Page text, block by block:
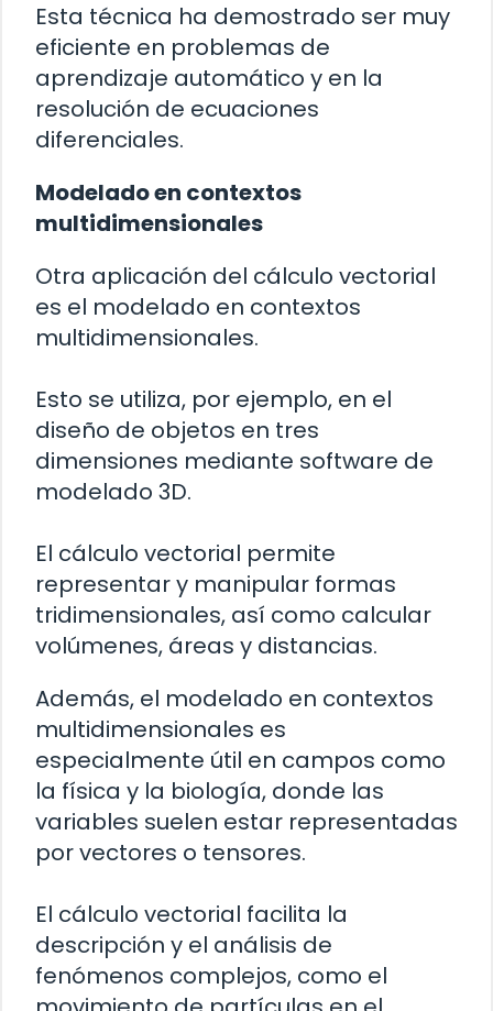
Esta técnica ha demostrado ser muy
eficiente en problemas de
aprendizaje automático y en la
resolución de ecuaciones
diferenciales.
Modelado en contextos
multidimensionales
Otra aplicación del cálculo vectorial
es el modelado en contextos
multidimensionales.
Esto se utiliza, por ejemplo, en el
diseño de objetos en tres
dimensiones mediante software de
modelado 3D.
El cálculo vectorial permite
representar y manipular formas
tridimensionales, así como calcular
volúmenes, áreas y distancias.
Además, el modelado en contextos
multidimensionales es
especialmente útil en campos como
la física y la biología, donde las
variables suelen estar representadas
por vectores o tensores.
El cálculo vectorial facilita la
descripción y el análisis de
fenómenos complejos, como el